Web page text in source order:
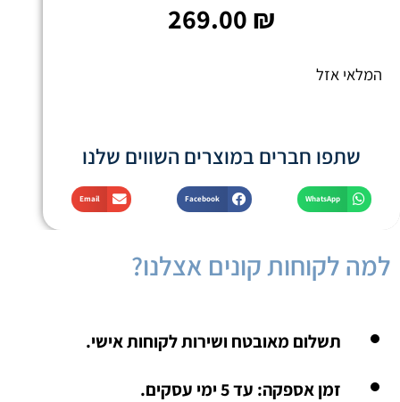
269.00 ₪
המלאי אזל
שתפו חברים במוצרים השווים שלנו
WhatsApp
Facebook
Email
למה לקוחות קונים אצלנו?
תשלום מאובטח ושירות לקוחות אישי.
זמן אספקה: עד 5 ימי עסקים.